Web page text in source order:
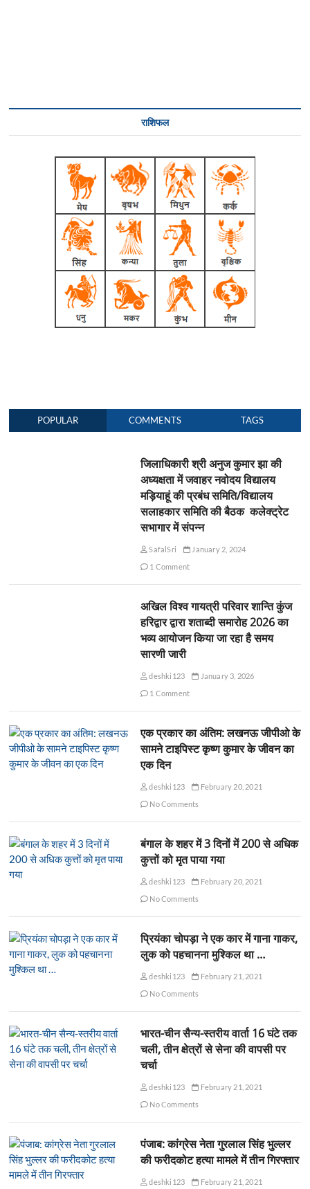
राशिफल
POPULAR COMMENTS TAGS
जिलाधिकारी श्री अनुज कुमार झा की
अध्यक्षता में जवाहर नवोदय विद्यालय
मड़ियाहूं की प्रबंध समिति/विद्यालय
सलाहकार समिति की बैठक कलेक्ट्रेट
सभागार में संपन्न
SafalSri
January 2, 2024
1 Comment
अखिल विश्व गायत्री परिवार शान्ति कुंज
हरिद्वार द्वारा शताब्दी समारोह 2026 का
भव्य आयोजन किया जा रहा है समय
सारणी जारी
deshki123
January 3, 2026
1 Comment
एक प्रकार का अंतिम: लखनऊ जीपीओ के
सामने टाइपिस्ट कृष्ण कुमार के जीवन का
एक दिन
deshki123
February 20, 2021
No Comments
बंगाल के शहर में 3 दिनों में 200 से अधिक
कुत्तों को मृत पाया गया
deshki123
February 20, 2021
No Comments
प्रियंका चोपड़ा ने एक कार में गाना गाकर,
लुक को पहचानना मुश्किल था …
deshki123
February 21, 2021
No Comments
भारत-चीन सैन्य-स्तरीय वार्ता 16 घंटे तक
चली, तीन क्षेत्रों से सेना की वापसी पर
चर्चा
deshki123
February 21, 2021
No Comments
पंजाब: कांग्रेस नेता गुरलाल सिंह भुल्लर
की फरीदकोट हत्या मामले में तीन गिरफ्तार
deshki123 February 21, 2021